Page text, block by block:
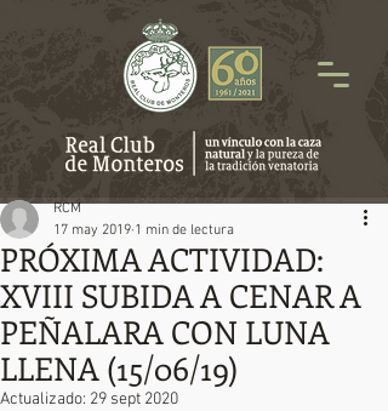
PRÓXIMA ACTIVIDAD:
XVIII SUBIDA A CENAR A
PEÑALARA CON LUNA
LLENA (15/06/19)
RCM
17 may 2019 1 min de lectura
Actualizado: 29 sept 2020